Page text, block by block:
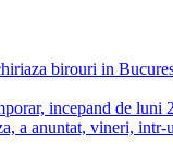
birouri in
incepand de
a anuntat, vineri,